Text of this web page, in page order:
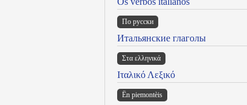
По русски
Итальянские глаголы
Στα ελληνικά
Ιταλικό Λεξικό
Ën piemontèis